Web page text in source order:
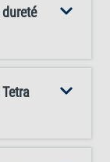
dans